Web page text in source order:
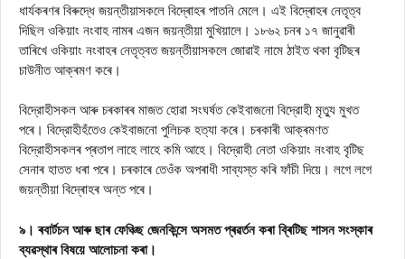
ধাৰ্যকৰণৰ বিৰুদ্ধে জয়ন্তীয়াসকলে বিদ্ৰোহৰ পাতনি মেলে। এই বিদ্ৰোহৰ নেতৃত্ব
দিছিল ওকিয়াং নংবাহ নামৰ এজন জয়ন্তীয়া মুখিয়ালে। ১৮৬২ চনৰ ১৭ জানুৱাৰী
তাৰিখে ওকিয়াং নংবাহৰ নেতৃত্বত জয়ন্তীয়াসকলে জোৱাই নামে ঠাইত থকা বৃটিছৰ
চাউনীত আক্ৰমণ কৰে।
বিদ্রোহীসকল আৰু চৰকাৰৰ মাজত হোৱা সংঘৰ্ষত কেইবাজনো বিদ্রোহী মৃত্যু মুখত
পৰে। বিদ্রোহীহঁতেও কেইবাজনো পুলিচক হত্যা কৰে। চৰকাৰী আক্ৰমণত
বিদ্রোহীসকলৰ প্ৰতাপ লাহে লাহে কমি আহে। বিদ্রোহী নেতা ওকিয়াং নংবাহ বৃটিছ
সেনাৰ হাতত ধৰা পৰে। চৰকাৰে তেওঁক অপৰাধী সাব্যস্ত কৰি ফাঁচী দিয়ে। লগে লগে
জয়ন্তীয়া বিদ্ৰোহৰ অন্ত পৰে।
৯। ৰবাৰ্টচন আৰু ছাৰ ফেঞ্চিছ জেনকিন্সে অসমত প্ৰৱৰ্তন কৰা ব্ৰিটিছ শাসন সংস্কাৰ
ব্যৱস্থাৰ বিষয়ে আলোচনা কৰা।